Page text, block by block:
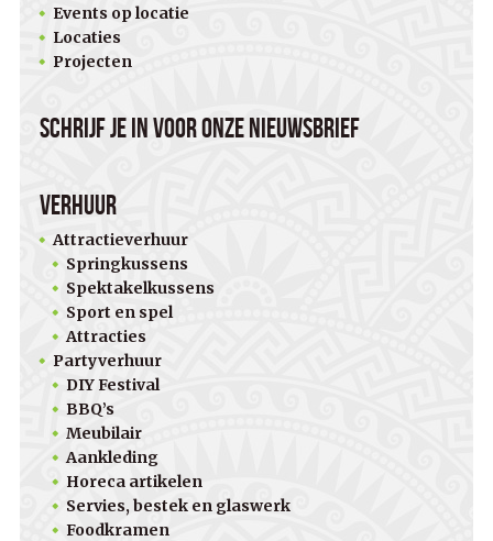
Events op locatie
Locaties
Projecten
Schrijf je in voor onze nieuwsbrief
Verhuur
Attractieverhuur
Springkussens
Spektakelkussens
Sport en spel
Attracties
Partyverhuur
DIY Festival
BBQ’s
Meubilair
Aankleding
Horeca artikelen
Servies, bestek en glaswerk
Foodkramen